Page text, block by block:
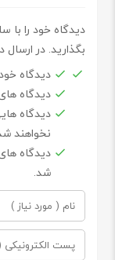
دیدگاه خود را با
بگذارید. در
دیدگاه
دیدگاه
دیدگاه
نخواهند
دیدگاه
شد.